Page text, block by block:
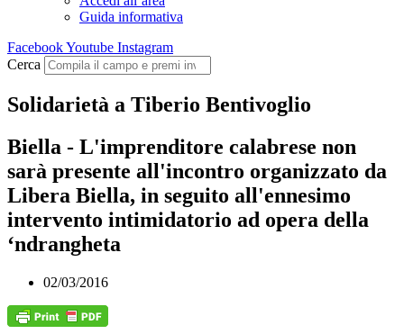
Guida informativa
FacebookYoutube Instagram
Cerca
Solidarietà a Tiberio Bentivoglio
Biella - L'imprenditore calabrese non
sarà presente all'incontro organizzato da
Libera Biella, in seguito all'ennesimo
intervento intimidatorio ad opera della
‘ndrangheta
02/03/2016